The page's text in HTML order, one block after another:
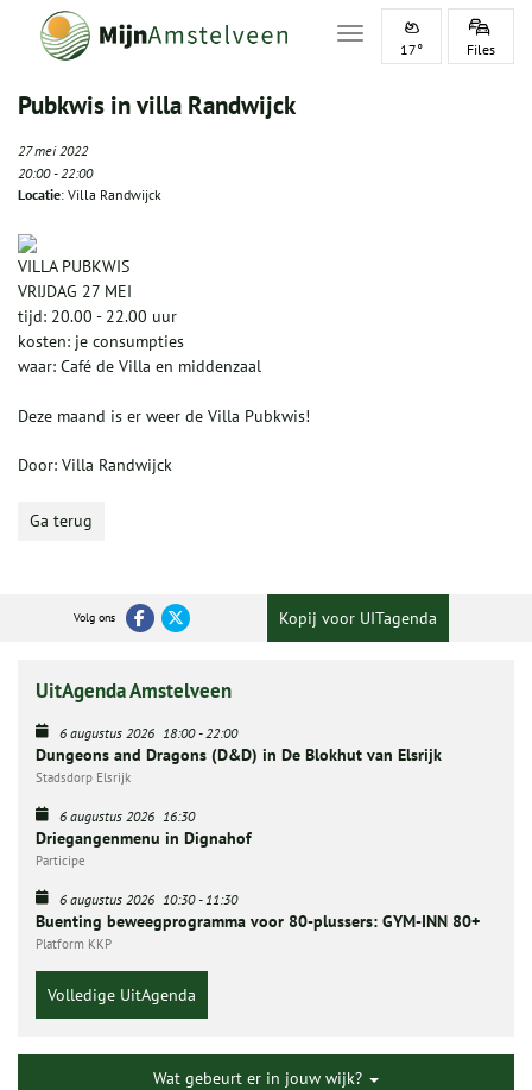
Toggle navigation
17° Files
Pubkwis in villa Randwijck
27 mei 2022
20:00-22:00
Locatie: Villa Randwijck
VILLA PUBKWIS
VRIJDAG 27 MEI
tijd: 20.00 - 22.00 uur
kosten: je consumpties
waar: Café de Villa en middenzaal
Deze maand is er weer de Villa Pubkwis!
Door: Villa Randwijck
Ga terug
Volg ons Kopij voor UITagenda
UitAgenda Amstelveen
6 augustus 2026 18:00-22:00
Dungeons and Dragons (D&D) in De Blokhut van Elsrijk
Stadsdorp Elsrijk
6 augustus 2026 16:30
Driegangenmenu in Dignahof
Participe
6 augustus 2026 10:30-11:30
Buenting beweegprogramma voor 80-plussers: GYM-INN 80+
Platform KKP
Volledige UitAgenda
Wat gebeurt er in jouw wijk?